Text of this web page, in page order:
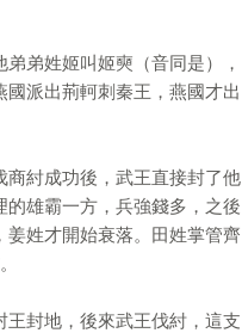
弟姓姬叫姬奭（音同是），
派出荊軻刺秦王，燕國才出
紂成功後，武王直接封了他
雄霸一方，兵強錢多，之後
姓才開始衰落。田姓掌管齊
封地，後來武王伐紂，這支